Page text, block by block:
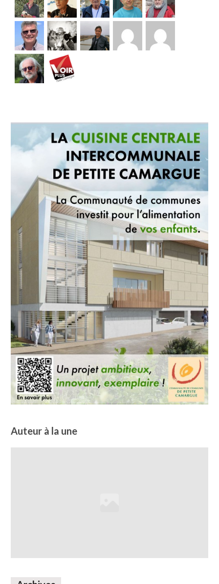
Auteur à la une